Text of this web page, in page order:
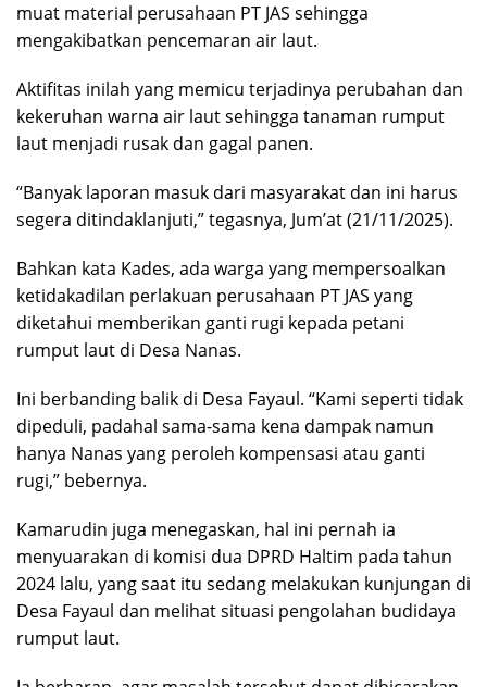
muat material perusahaan PT JAS sehingga
mengakibatkan pencemaran air laut.
Aktifitas inilah yang memicu terjadinya perubahan dan
kekeruhan warna air laut sehingga tanaman rumput
laut menjadi rusak dan gagal panen.
“Banyak laporan masuk dari masyarakat dan ini harus
segera ditindaklanjuti,” tegasnya, Jum’at (21/11/2025).
Bahkan kata Kades, ada warga yang mempersoalkan
ketidakadilan perlakuan perusahaan PT JAS yang
diketahui memberikan ganti rugi kepada petani
rumput laut di Desa Nanas.
Ini berbanding balik di Desa Fayaul. “Kami seperti tidak
dipeduli, padahal sama-sama kena dampak namun
hanya Nanas yang peroleh kompensasi atau ganti
rugi,” bebernya.
Kamarudin juga menegaskan, hal ini pernah ia
menyuarakan di komisi dua DPRD Haltim pada tahun
2024 lalu, yang saat itu sedang melakukan kunjungan di
Desa Fayaul dan melihat situasi pengolahan budidaya
rumput laut.